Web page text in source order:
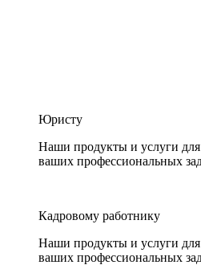
Юристу
Наши продукты и услуги
ваших профессиональных
Кадровому работнику
Наши продукты и услуги
ваших профессиональных